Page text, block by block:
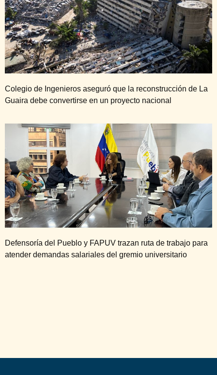
Colegio de Ingenieros aseguró que la reconstrucción de La
Guaira debe convertirse en un proyecto nacional
Defensoría del Pueblo y FAPUV trazan ruta de trabajo para
atender demandas salariales del gremio universitario